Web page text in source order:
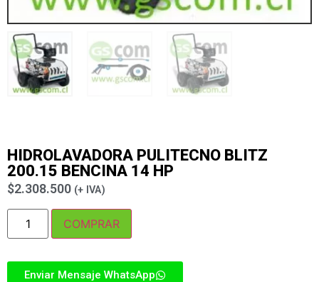
HIDROLAVADORA PULITECNO BLITZ
200.15 BENCINA 14 HP
$2.308.500 (+ IVA)
COMPRAR
Enviar Mensaje WhatsApp